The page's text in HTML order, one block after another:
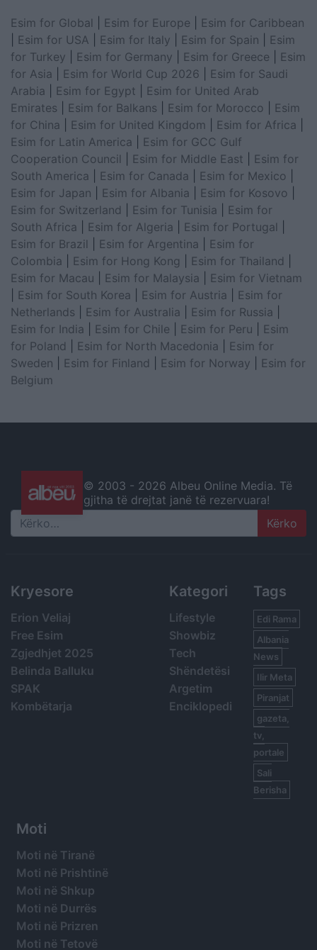
Esim for Global Esim for Europe
Esim for Caribbean
Esim for USA Esim for Italy Esim for Spain
Esim
for Turkey
Esim for Germany Esim for Greece
Esim
for Asia
Esim for World Cup 2026
Esim for Saudi
Arabia
Esim for Egypt
Esim for United Arab
Emirates
Esim for Balkans Esim for Morocco
Esim
for China
Esim for United Kingdom Esim for Africa
Esim for Latin America
Esim for GCC Gulf
Cooperation Council
Esim for Middle East
Esim for
South America
Esim for Canada Esim for Mexico
Esim for Japan
Esim for Albania Esim for Kosovo
Esim for Switzerland
Esim for Tunisia
Esim for
South Africa
Esim for Algeria Esim for Portugal
Esim for Brazil
Esim for Argentina
Esim for
Colombia
Esim for Hong Kong Esim for Thailand
Esim for Macau
Esim for Malaysia
Esim for Vietnam
Esim for South Korea Esim for Austria
Esim for
Netherlands
Esim for Australia Esim for Russia
Esim for India
Esim for Chile Esim for Peru
Esim
for Poland
Esim for North Macedonia
Esim for
Sweden
Esim for Finland Esim for Norway
Esim for
Belgium
© 2003 - 2026 Albeu Online Media. Të
gjitha të drejtat janë të rezervuara!
Search
Kryesore
Erion Veliaj
Free Esim
Zgjedhjet 2025
Belinda Balluku
SPAK
Kombëtarja
Kategori
Lifestyle
Showbiz
Tech
Shëndetësi
Argetim
Enciklopedi
Tags
Edi Rama
Albania
News
Ilir Meta
Piranjat
gazeta,
tv,
portale
Sali
Berisha
Moti
Moti në Tiranë
Moti në Prishtinë
Moti në Shkup
Moti në Durrës
Moti në Prizren
Moti në Tetovë